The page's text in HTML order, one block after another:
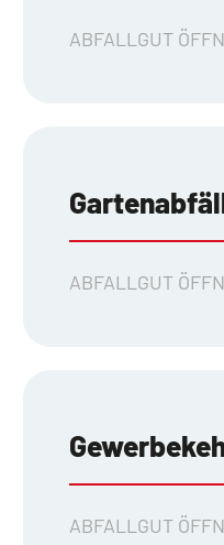
ABFALLGUT
ABFALLGUT
ABFALLGUT